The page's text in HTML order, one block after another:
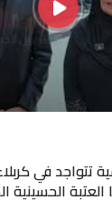
تتواجد في
العتبة